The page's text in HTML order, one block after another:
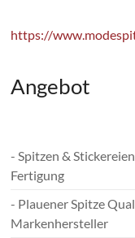
https://
Angebot
- Spitzen &
Fertigung
- Plauener Spitze
Markenhersteller